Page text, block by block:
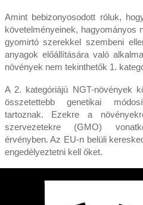
Amint bebizonyosodott róluk,
követelményeinek, hagyományos
gyomirtó szerekkel szembeni
anyagok előállítására való
növények nem tekinthetők 1.
A 2. kategóriájú NGT-növények
összetettebb genetikai
tartoznak. Ezekre a
szervezetekre (GMO)
érvényben. Az EU-n belüli
engedélyeztetni kell őket.